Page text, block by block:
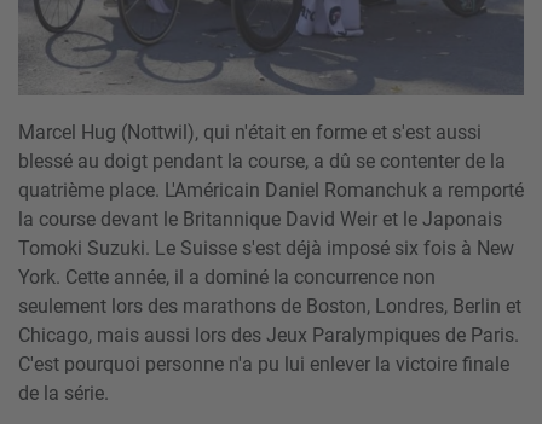
Marcel Hug (Nottwil), qui n'était en forme et s'est aussi
blessé au doigt pendant la course, a dû se contenter de la
quatrième place. L'Américain Daniel Romanchuk a remporté
la course devant le Britannique David Weir et le Japonais
Tomoki Suzuki. Le Suisse s'est déjà imposé six fois à New
York. Cette année, il a dominé la concurrence non
seulement lors des marathons de Boston, Londres, Berlin et
Chicago, mais aussi lors des Jeux Paralympiques de Paris.
C'est pourquoi personne n'a pu lui enlever la victoire finale
de la série.